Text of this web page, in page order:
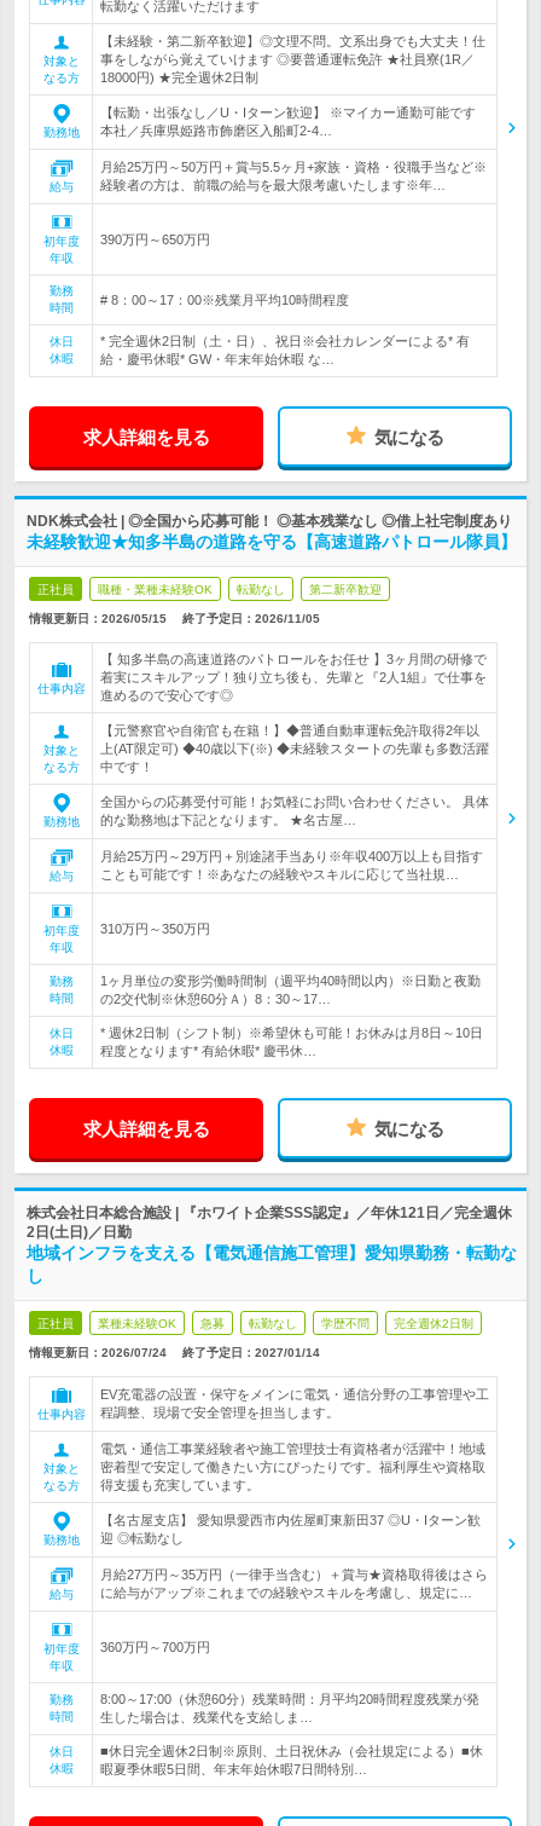
転勤なく活躍いただけます
対象と
なる方
【未経験・第二新卒歓迎】◎文理不問。文系出身でも大丈夫！仕
事をしながら覚えていけます ◎要普通運転免許 ★社員寮(1R／
18000円) ★完全週休2日制
勤務地
【転勤・出張なし／U・Iターン歓迎】 ※マイカー通勤可能です
本社／兵庫県姫路市飾磨区入船町2-4…
給与
月給25万円～50万円＋賞与5.5ヶ月+家族・資格・役職手当など※
経験者の方は、前職の給与を最大限考慮いたします※年…
初年度
年収
390万円～650万円
勤務
時間
# 8：00～17：00※残業月平均10時間程度
休日
休暇
* 完全週休2日制（土・日）、祝日※会社カレンダーによる* 有
給・慶弔休暇* GW・年末年始休暇 な…
求人詳細を見る 気になる
NDK株式会社 | ◎全国から応募可能！ ◎基本残業なし ◎借上社宅制度あり
未経験歓迎★知多半島の道路を守る【高速道路パトロール隊員】
正社員 職種・業種未経験OK 転勤なし 第二新卒歓迎
情報更新日：2026/05/15 終了予定日： 2026/11/05
仕事内容
【 知多半島の高速道路のパトロールをお任せ 】3ヶ月間の研修で
着実にスキルアップ！独り立ち後も、先輩と『2人1組』で仕事を
進めるので安心です◎
対象と
なる方
【元警察官や自衛官も在籍！】◆普通自動車運転免許取得2年以
上(AT限定可) ◆40歳以下(※) ◆未経験スタートの先輩も多数活躍
中です！
勤務地
全国からの応募受付可能！お気軽にお問い合わせください。 具体
的な勤務地は下記となります。 ★名古屋…
給与
月給25万円～29万円＋別途諸手当あり※年収400万以上も目指す
ことも可能です！※あなたの経験やスキルに応じて当社規…
初年度
年収
310万円～350万円
勤務
時間
1ヶ月単位の変形労働時間制（週平均40時間以内）※日勤と夜勤
の2交代制※休憩60分Ａ）8：30～17…
休日
休暇
* 週休2日制（シフト制）※希望休も可能！お休みは月8日～10日
程度となります* 有給休暇* 慶弔休…
求人詳細を見る 気になる
株式会社日本総合施設 | 『ホワイト企業SSS認定』／年休121日／完全週休
2日(土日)／日勤
地域インフラを支える【電気通信施工管理】愛知県勤務・転勤な
し
正社員 業種未経験OK 急募 転勤なし 学歴不問 完全週休2日制
情報更新日：2026/07/24 終了予定日： 2027/01/14
仕事内容
EV充電器の設置・保守をメインに電気・通信分野の工事管理や工
程調整、現場で安全管理を担当します。
対象と
なる方
電気・通信工事業経験者や施工管理技士有資格者が活躍中！地域
密着型で安定して働きたい方にぴったりです。福利厚生や資格取
得支援も充実しています。
勤務地
【名古屋支店】 愛知県愛西市内佐屋町東新田37 ◎U・Iターン歓
迎 ◎転勤なし
給与
月給27万円～35万円（一律手当含む）＋賞与★資格取得後はさら
に給与がアップ※これまでの経験やスキルを考慮し、規定に…
初年度
年収
360万円～700万円
勤務
時間
8:00～17:00（休憩60分）残業時間：月平均20時間程度残業が発
生した場合は、残業代を支給しま…
休日
休暇
■休日完全週休2日制※原則、土日祝休み（会社規定による）■休
暇夏季休暇5日間、年末年始休暇7日間特別…